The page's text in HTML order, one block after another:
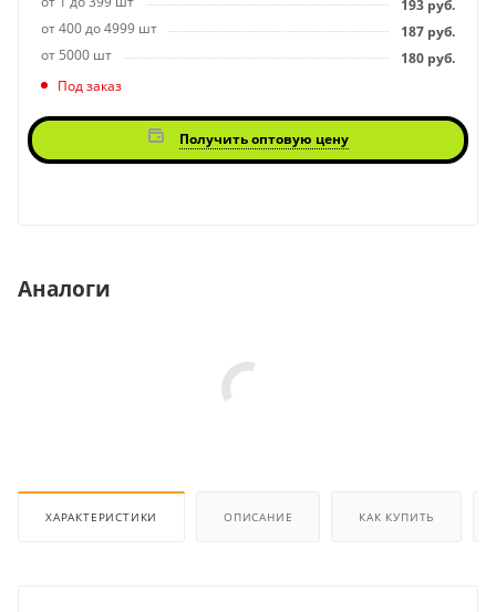
193 руб.
от 400 до 4999 шт
187 руб.
от 5000 шт
180 руб.
Под заказ
Получить оптовую цену
Аналоги
ХАРАКТЕРИСТИКИ ОПИСАНИЕ КАК КУПИТЬ